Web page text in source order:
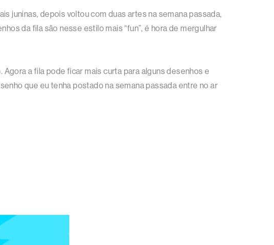
juninas, depois voltou com duas artes na semana passada,
da fila são nesse estilo mais “fun”, é hora de mergulhar
a fila pode ficar mais curta para alguns desenhos e
que eu tenha postado na semana passada entre no ar